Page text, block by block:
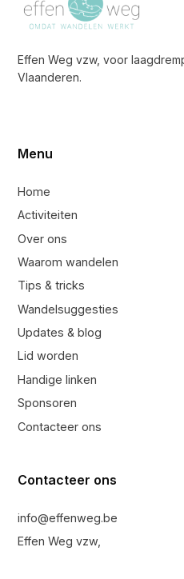
Effen Weg vzw, voor
Vlaanderen.
Menu
Home
Activiteiten
Over ons
Waarom wandelen
Tips & tricks
Wandelsuggesties
Updates & blog
Lid worden
Handige linken
Sponsoren
Contacteer ons
Contacteer ons
info@effenweg.be
Effen Weg vzw,